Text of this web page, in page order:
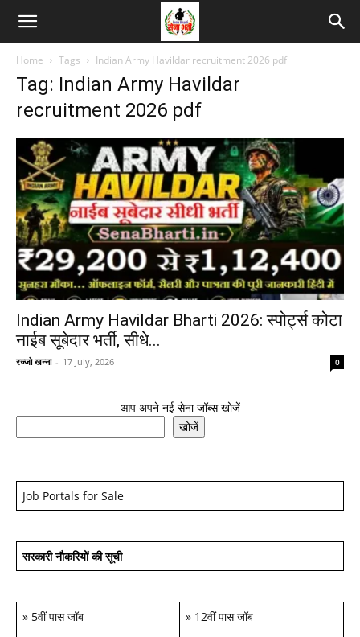
Home Tags Indian Army Havildar recruitment 2026 pdf
Tag: Indian Army Havildar
recruitment 2026 pdf
Indian Army Havildar Bharti 2026: स्पोर्ट्स कोटा
नाईब सूबेदार भर्ती, सीधे...
रज्जो खन्ना - 17 July, 2026 0
आप अपने नई सेना जॉब्स खोजें
खोजें
Job Portals for Sale
सरकारी नौकरियों की सूची
» 5वीं पास जॉब » 12वीं पास जॉब